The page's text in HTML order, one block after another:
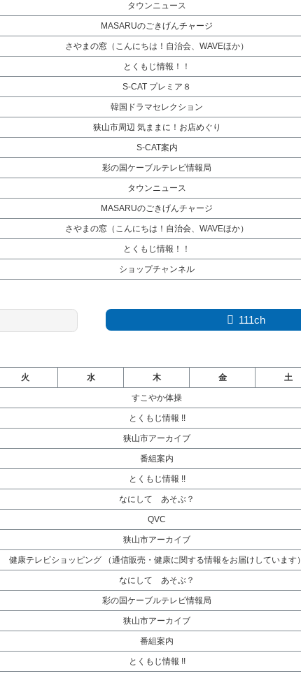
タウンニュース
MASARUのごきげんチャージ
さやまの窓（こんにちは！自治会、WAVEほか）
とくもじ情報！！
S-CAT プレミア８
韓国ドラマセレクション
狭山市周辺 気ままに！お店めぐり
S-CAT案内
彩の国ケーブルテレビ情報局
タウンニュース
MASARUのごきげんチャージ
さやまの窓（こんにちは！自治会、WAVEほか）
とくもじ情報！！
ショップチャンネル
111ch
火 水 木 金 土
すこやか体操
とくもじ情報 !!
狭山市アーカイブ
番組案内
とくもじ情報 !!
なにして あそぶ？
QVC
狭山市アーカイブ
健康テレビショッピング （通信販売・健康に関する情報をお届けしています）
なにして あそぶ？
彩の国ケーブルテレビ情報局
狭山市アーカイブ
番組案内
とくもじ情報 !!